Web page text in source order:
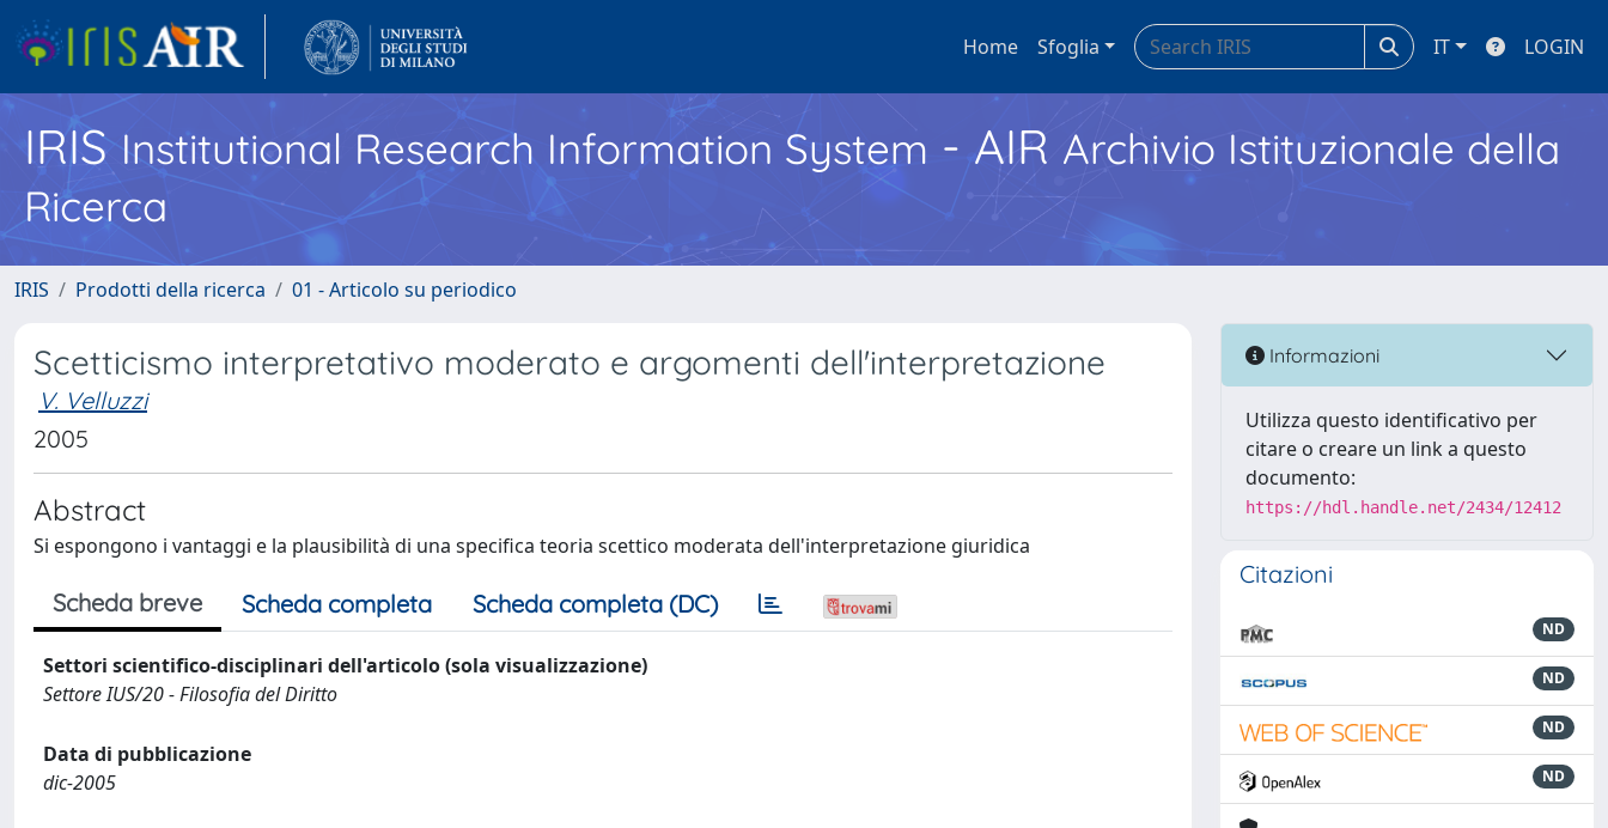
Home Sfoglia IT LOGIN
IRISInstitutional Research Information System - AIR Archivio Istituzionale della
Ricerca
IRIS Prodotti della ricerca 01 - Articolo su periodico
Scetticismo interpretativo moderato e argomenti dell'interpretazione
V. Velluzzi
2005
Abstract
Si espongono i vantaggi e la plausibilità di una specifica teoria scettico moderata dell'interpretazione giuridica
Scheda breve Scheda completa Scheda completa (DC)
Settori scientifico-disciplinari dell'articolo (sola visualizzazione)
Settore IUS/20 - Filosofia del Diritto
Data di pubblicazione
dic-2005
Informazioni
Utilizza questo identificativo per
citare o creare un link a questo
documento:
https://hdl.handle.net/2434/12412
Citazioni
ND
ND
ND
ND